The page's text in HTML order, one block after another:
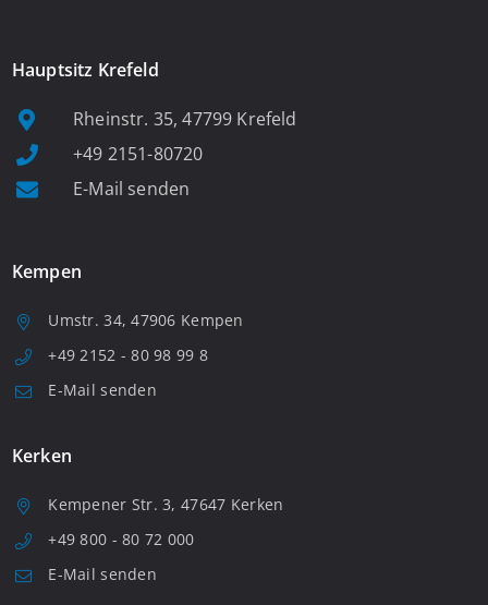
Hauptsitz Krefeld
Rheinstr. 35, 47799 Krefeld
+49 2151-80720
E-Mail senden
Kempen
Umstr. 34, 47906 Kempen
+49 2152 - 80 98 99 8
E-Mail senden
Kerken
Kempener Str. 3, 47647 Kerken
+49 800 - 80 72 000
E-Mail senden